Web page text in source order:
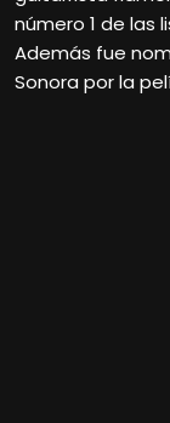
número 1 de las
Además fue
Sonora por la